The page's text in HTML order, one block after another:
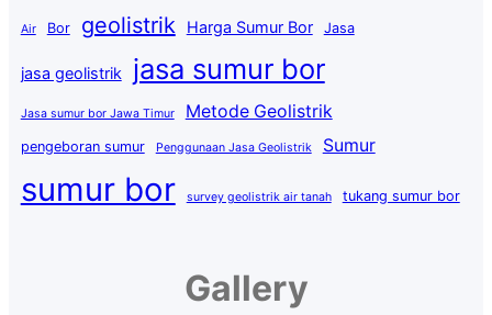
Air Bor geolistrik Harga Sumur Bor Jasa
jasa geolistrik jasa sumur bor
Jasa sumur bor Jawa Timur Metode Geolistrik
pengeboran sumur Penggunaan Jasa Geolistrik Sumur
sumur bor survey geolistrik air tanah tukang sumur bor
Gallery